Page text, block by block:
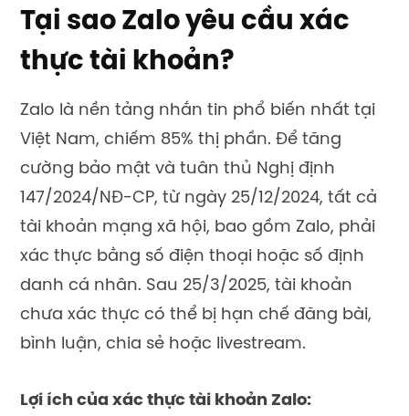
Tại sao Zalo yêu cầu xác
thực tài khoản?
Zalo là nền tảng nhắn tin phổ biến nhất tại
Việt Nam, chiếm 85% thị phần. Để tăng
cường bảo mật và tuân thủ Nghị định
147/2024/NĐ-CP, từ ngày 25/12/2024, tất cả
tài khoản mạng xã hội, bao gồm Zalo, phải
xác thực bằng số điện thoại hoặc số định
danh cá nhân. Sau 25/3/2025, tài khoản
chưa xác thực có thể bị hạn chế đăng bài,
bình luận, chia sẻ hoặc livestream.
Lợi ích của xác thực tài khoản Zalo: